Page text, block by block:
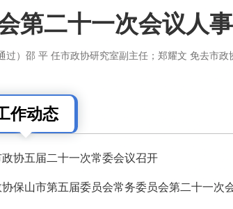
第二十一次会议人
）邵 平 任市政协研究室副主任；郑耀文 免去市政
作动态
政协五届二十一次常委会议召开
协保山市第五届委员会常务委员会第二十一次